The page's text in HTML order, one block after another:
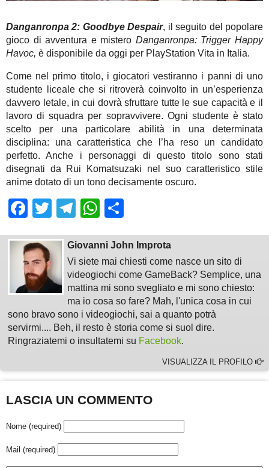
Danganronpa 2: Goodbye Despair, il seguito del popolare
gioco di avventura e mistero Danganronpa: Trigger Happy
Havoc, è disponibile da oggi per PlayStation Vita in Italia.
Come nel primo titolo, i giocatori vestiranno i panni di uno
studente liceale che si ritroverà coinvolto in un’esperienza
davvero letale, in cui dovrà sfruttare tutte le sue capacità e il
lavoro di squadra per sopravvivere. Ogni studente è stato
scelto per una particolare abilità in una determinata
disciplina: una caratteristica che l’ha reso un candidato
perfetto. Anche i personaggi di questo titolo sono stati
disegnati da Rui Komatsuzaki nel suo caratteristico stile
anime dotato di un tono decisamente oscuro.
Facebook
TwitterTelegram
WhatsApp
Giovanni John Improta
Vi siete mai chiesti come nasce un sito di
videogiochi come GameBack? Semplice, una
mattina mi sono svegliato e mi sono chiesto:
ma io cosa so fare? Mah, l'unica cosa in cui
sono bravo sono i videogiochi, sai a quanto potrà
servirmi.... Beh, il resto è storia come si suol dire.
Ringraziatemi o insultatemi su Facebook.
VISUALIZZA IL PROFILO
LASCIA UN COMMENTO
Nome (required)
Mail (required)